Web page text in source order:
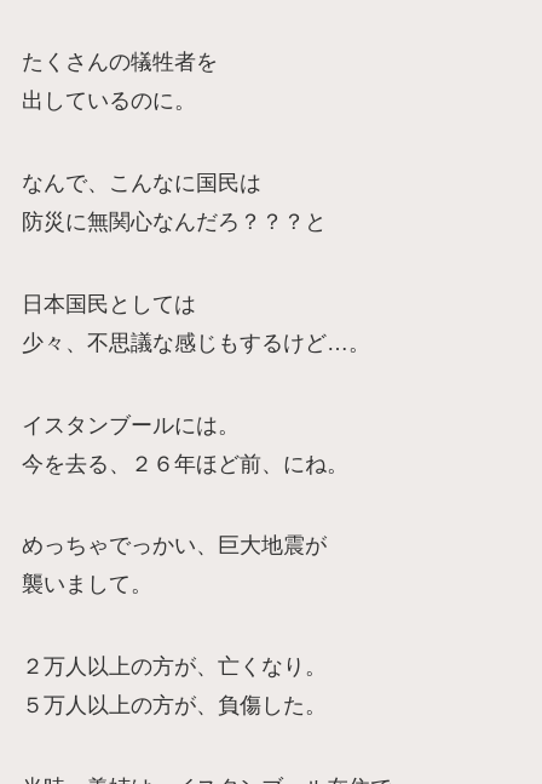
たくさんの犠牲者を
出しているのに。
なんで、こんなに国民は
防災に無関心なんだろ？？？と
日本国民としては
少々、不思議な感じもするけど…。
イスタンブールには。
今を去る、２６年ほど前、にね。
めっちゃでっかい、巨大地震が
襲いまして。
２万人以上の方が、亡くなり。
５万人以上の方が、負傷した。